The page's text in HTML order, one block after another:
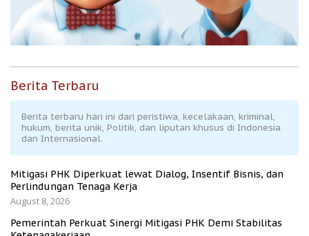
Berita Terbaru
Berita terbaru hari ini dari peristiwa, kecelakaan, kriminal,
hukum, berita unik, Politik, dan liputan khusus di Indonesia
dan Internasional.
Mitigasi PHK Diperkuat lewat Dialog, Insentif Bisnis, dan
Perlindungan Tenaga Kerja
August 8, 2026
Pemerintah Perkuat Sinergi Mitigasi PHK Demi Stabilitas